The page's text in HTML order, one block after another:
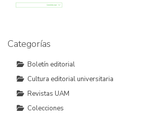
Categorías
Boletín editorial
Cultura editorial universitaria
Revistas UAM
Colecciones